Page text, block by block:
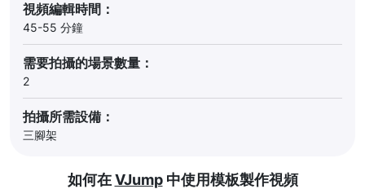
視頻編輯時間：
45-55 分鐘
需要拍攝的場景數量：
2
拍攝所需設備：
三腳架
如何在VJump中使用模板製作視頻